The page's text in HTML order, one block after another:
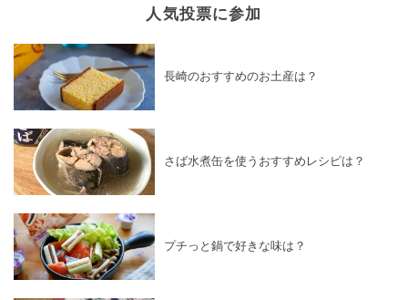
人気投票に参加
長崎のおすすめのお土産は？
さば水煮缶を使うおすすめレシピは？
プチっと鍋で好きな味は？